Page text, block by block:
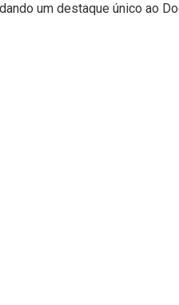
um destaque único ao